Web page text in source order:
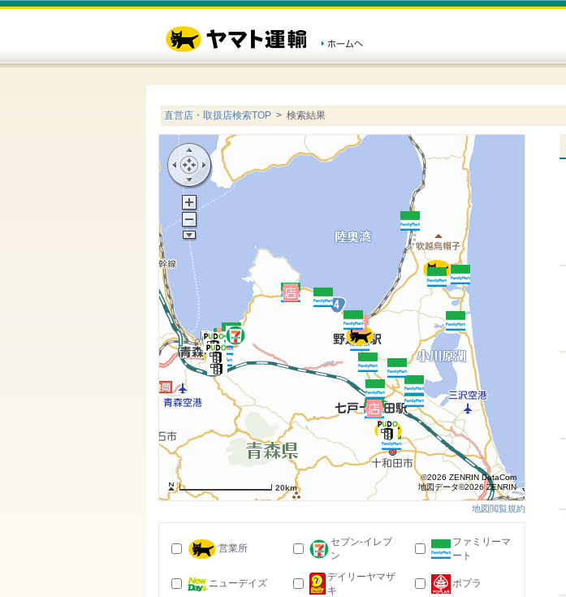
直営店・取扱店検索TOP > 検索結果
20km
©2026 ZENRIN DataCom
地図データ©2026 ZENRIN
地図閲覧規約
営業所
セブン-イレブ
ン
ファミリーマ
ート
ニューデイズ
デイリーヤマザ
キ
ポプラ